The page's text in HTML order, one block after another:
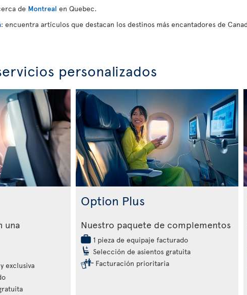
de Montreal en Quebec.
: encuentra artículos que destacan los destinos más encantadores de
personalizados
una
exclusiva
Option Plus
Nuestro paquete de complementos
1 pieza de equipaje facturado
Selección de asientos gratuita
Facturación prioritaria